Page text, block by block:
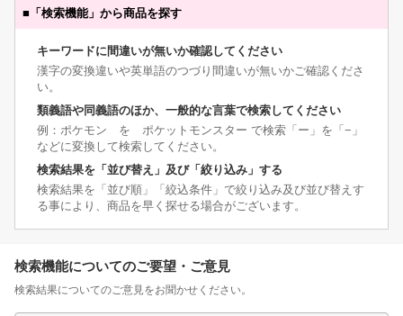
■ 「検索機能」から商品を探す
キーワードに間違いが無いか確認してください
漢字の変換違いや英単語のつづり間違いが無いかご確認くださ
い。
類義語や同義語のほか、一般的な言葉で検索してください
例：ポケモン を ポケットモンスター で検索「ー」を「−」
などに変換して検索してください。
検索結果を「並び替え」及び「絞り込み」する
検索結果を「並び順」「絞込条件」で絞り込み及び並び替えす
る事により、商品を早く探せる場合がございます。
検索機能についてのご要望・ご意見
検索結果についてのご意見をお聞かせください。